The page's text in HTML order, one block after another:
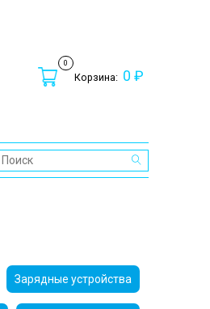
0
Корзина: 0 ₽
Зарядные устройства